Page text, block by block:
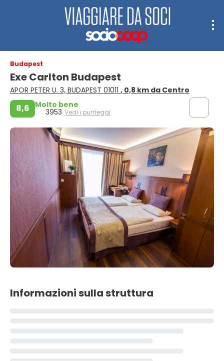
Budapest
Exe Carlton Budapest
APOR PETER U. 3, BUDAPEST 01011 , 0,8 km da Centro
8,6 Molto bene
3953 Vedi i punteggi
Informazioni sulla struttura